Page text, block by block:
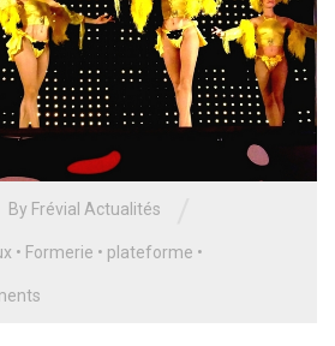
By Frévial Actualités
• Formerie • plateforme •